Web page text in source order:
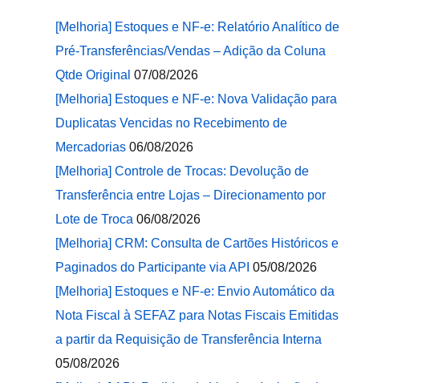
[Melhoria] Estoques e NF-e: Relatório Analítico de
Pré-Transferências/Vendas – Adição da Coluna
Qtde Original 07/08/2026
[Melhoria] Estoques e NF-e: Nova Validação para
Duplicatas Vencidas no Recebimento de
Mercadorias 06/08/2026
[Melhoria] Controle de Trocas: Devolução de
Transferência entre Lojas – Direcionamento por
Lote de Troca 06/08/2026
[Melhoria] CRM: Consulta de Cartões Históricos e
Paginados do Participante via API 05/08/2026
[Melhoria] Estoques e NF-e: Envio Automático da
Nota Fiscal à SEFAZ para Notas Fiscais Emitidas
a partir da Requisição de Transferência Interna
05/08/2026